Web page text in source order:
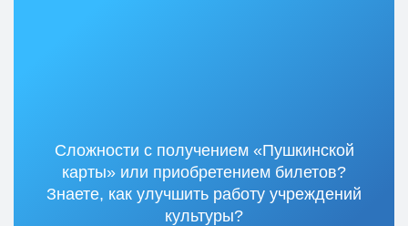
Сложности с получением «Пушкинской
карты» или приобретением билетов?
Знаете, как улучшить работу учреждений
культуры?